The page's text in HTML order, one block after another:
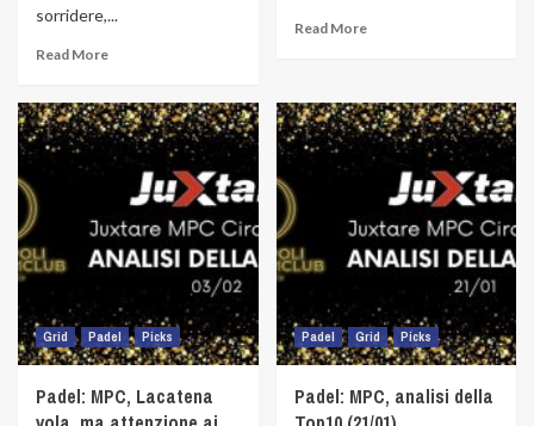
sorridere,...
Read More
Read More
Grid Padel Picks
Padel: MPC, Lacatena
Padel Grid Picks
Padel: MPC, analisi della